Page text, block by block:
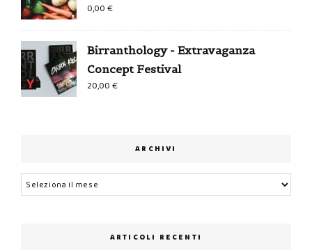
0,00€
Birranthology - Extravaganza
Concept Festival
20,00€
ARCHIVI
Archivi
ARTICOLI RECENTI